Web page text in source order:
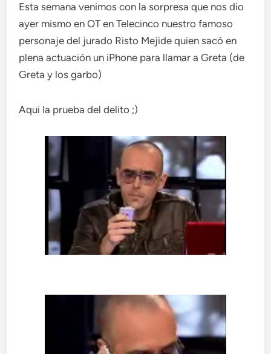
Esta semana venimos con la sorpresa que nos dio
ayer mismo en OT en Telecinco nuestro famoso
personaje del jurado Risto Mejide quien sacó en
plena actuación un iPhone para llamar a Greta (de
Greta y los garbo)
Aqui la prueba del delito ;)